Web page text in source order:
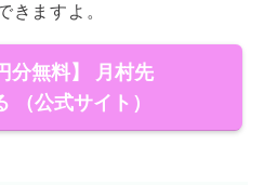
きますよ。
分無料】 月村先
（公式サイト）